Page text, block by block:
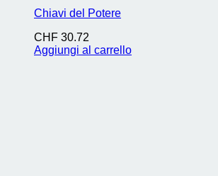
Chiavi del Potere
CHF 30.72
Aggiungi al carrello